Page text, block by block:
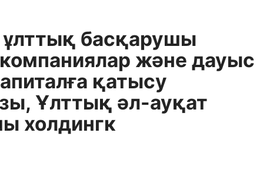
басқарушы
және дауыс
қатысу
Ұлттық әл-ауқат
холдингк